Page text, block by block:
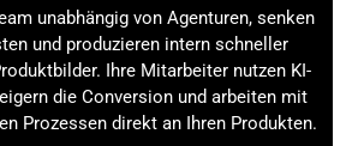
und Video
und Videos ist ein
Bei einem Zeitraffer werden über
hinweg Bilder in
unabhängig von Agenturen, senken
und produzieren intern schneller
Ihre Mitarbeiter nutzen KI-
die Conversion und arbeiten mit
Prozessen direkt an Ihren Produkten.